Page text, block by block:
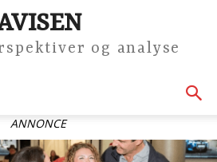
og analyse
ANNONCE